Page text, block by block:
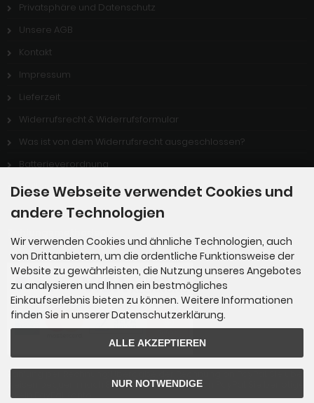
Privatsphäre und Datenschutz
Unsere AGB
Kontakt
Impressum
Lieferzeit
Widerrufsrecht & Widerrufsformular
Was ist von dem Widerrufsrecht ausgeschlossen?
Batterieverordnung
Stellenangebote
Zahlung per Rechnung: Übergabe der Rechnung an PayPal. Sie über
weisen bequem nach Erhalt der Ware direkt an PayPal. Sie benötige
n kein PayPal Konto.
Diese Webseite verwendet Cookies und
andere Technologien
Wir verwenden Cookies und ähnliche Technologien, auch
von Drittanbietern, um die ordentliche Funktionsweise der
Website zu gewährleisten, die Nutzung unseres Angebotes
zu analysieren und Ihnen ein bestmögliches
Einkaufserlebnis bieten zu können. Weitere Informationen
finden Sie in unserer Datenschutzerklärung.
ALLE AKZEPTIEREN
NUR NOTWENDIGE